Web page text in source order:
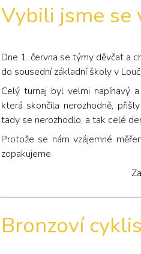
Vybili jsme se
Dne 1. června se týmy děvčat a
do sousední základní školy v
Celý turnaj byl velmi napínavý
která skončila nerozhodně,
tady se nerozhodlo, a tak celé
Protože se nám vzájemné
zopakujeme.
Bronzoví